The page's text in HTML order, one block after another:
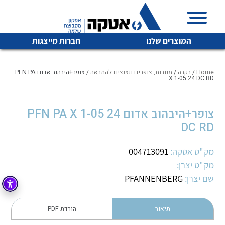
המוצרים שלנו חברות מייצגות
איכות | שרות | זמינות
אטקה בע”מ היא החברה הגדולה והמובילה בישראל בשיווק
מיתוג, בקרה , ואינסטלציה חשמלית ופעילה ב7 תחומים:
חשמל
קופסאות וארונות לחשמל, בקרה ואלקטרוניקה
לכל מוצרי היצרן לכל מוצרי היצרן
לכל מוצרי היצרן לכל מוצרי היצרן
Home
/בקרה / מנורות, צופרים ונצנצים להתראה / צופר+היבהוב אדום PFN PA
X 1-05 24 DC RD
צופר+היבהוב אדום PFN PA X 1-05 24
DC RD
מק"ט אטקה: 004713091
מק"ט יצרן:
שם יצרן: PFANNENBERG
תיאור הורדת PDF